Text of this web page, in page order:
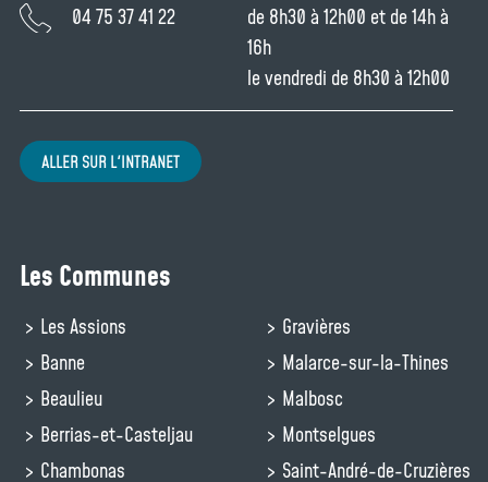
04 75 37 41 22
de 8h30 à 12h00 et de 14h à
16h
le vendredi de 8h30 à 12h00
ALLER SUR L'INTRANET
Les Communes
Les Assions
Banne
Beaulieu
Berrias-et-Casteljau
Chambonas
Gravières
Malarce-sur-la-Thines
Malbosc
Montselgues
Saint-André-de-Cruzières